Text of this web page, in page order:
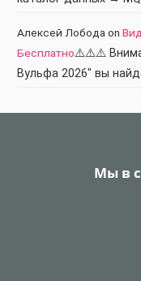
Алексей Лобода on
Бесплатно⚠️⚠️⚠️
Вульфа 2026" вы
Мы в